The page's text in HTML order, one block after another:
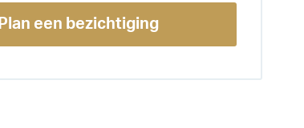
Plan een bezichtiging